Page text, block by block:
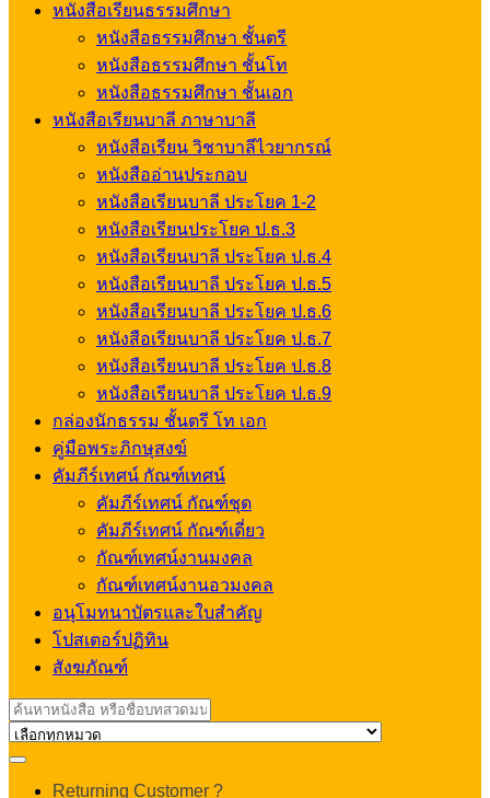
หนังสือเรียนธรรมศึกษา
หนังสือธรรมศึกษา ชั้นตรี
หนังสือธรรมศึกษา ชั้นโท
หนังสือธรรมศึกษา ชั้นเอก
หนังสือเรียนบาลี ภาษาบาลี
หนังสือเรียน วิชาบาลีไวยากรณ์
หนังสืออ่านประกอบ
หนังสือเรียนบาลี ประโยค 1-2
หนังสือเรียนประโยค ป.ธ.3
หนังสือเรียนบาลี ประโยค ป.ธ.4
หนังสือเรียนบาลี ประโยค ป.ธ.5
หนังสือเรียนบาลี ประโยค ป.ธ.6
หนังสือเรียนบาลี ประโยค ป.ธ.7
หนังสือเรียนบาลี ประโยค ป.ธ.8
หนังสือเรียนบาลี ประโยค ป.ธ.9
กล่องนักธรรม ชั้นตรี โท เอก
คู่มือพระภิกษุสงฆ์
คัมภีร์เทศน์ กัณฑ์เทศน์
คัมภีร์เทศน์ กัณฑ์ชุด
คัมภีร์เทศน์ กัณฑ์เดี่ยว
กัณฑ์เทศน์งานมงคล
กัณฑ์เทศน์งานอวมงคล
อนุโมทนาบัตรและใบสำคัญ
โปสเตอร์ปฏิทิน
สังฆภัณฑ์
Search
for:
Returning Customer ?